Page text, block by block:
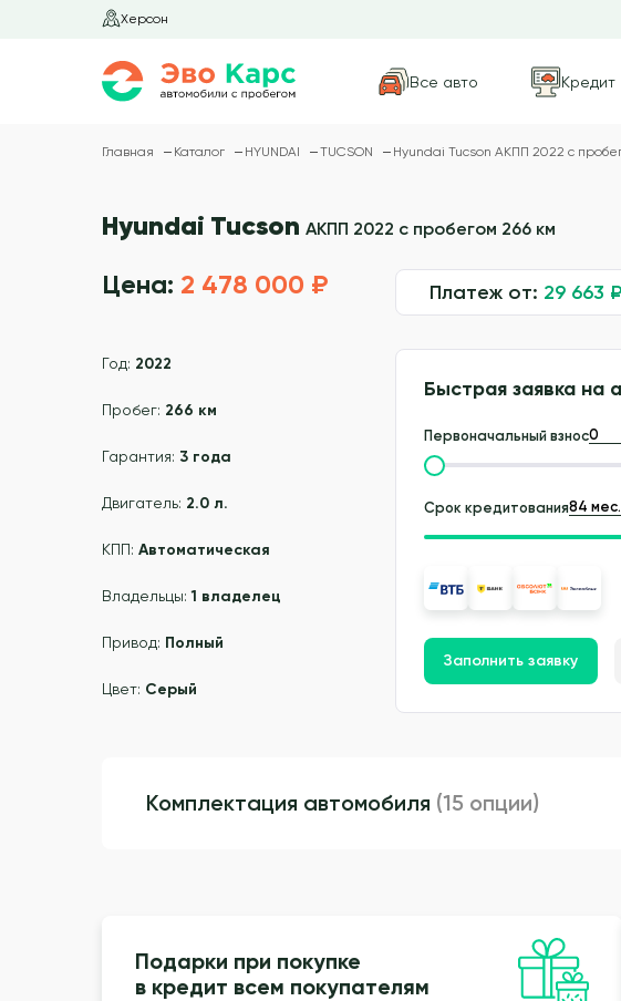
Херсон
Все авто Кредит
Главная Каталог HYUNDAI TUCSON Hyundai Tucson АКПП 2022 с
Hyundai Tucson АКПП 2022 с пробегом 266 км
Цена: 2 478 000 ₽
Год: 2022
Пробег: 266 км
Гарантия: 3 года
Двигатель: 2.0 л.
КПП: Автоматическая
Владельцы:1 владелец
Привод: Полный
Цвет: Серый
Платеж от: 29 663
Быстрая заявка на
Первоначальный взнос
Срок кредитования
Заполнить заявку
Комплектация автомобиля (15 опции)
Подарки при покупке
в кредит всем покупателям